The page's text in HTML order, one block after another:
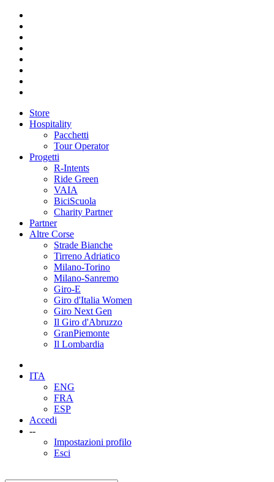
Store
Hospitality
Pacchetti
Tour Operator
Progetti
R-Intents
Ride Green
VAIA
BiciScuola
Charity Partner
Partner
Altre Corse
Strade Bianche
Tirreno Adriatico
Milano-Torino
Milano-Sanremo
Giro-E
Giro d'Italia Women
Giro Next Gen
Il Giro d'Abruzzo
GranPiemonte
Il Lombardia
ITA
ENG
FRA
ESP
Accedi
--
Impostazioni profilo
Esci